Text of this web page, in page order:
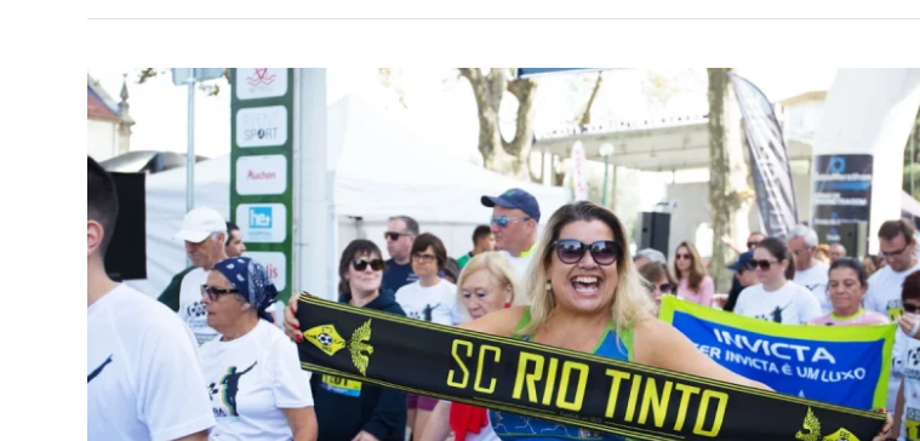
Inscrições
Abertas
–
Corrida
da
República